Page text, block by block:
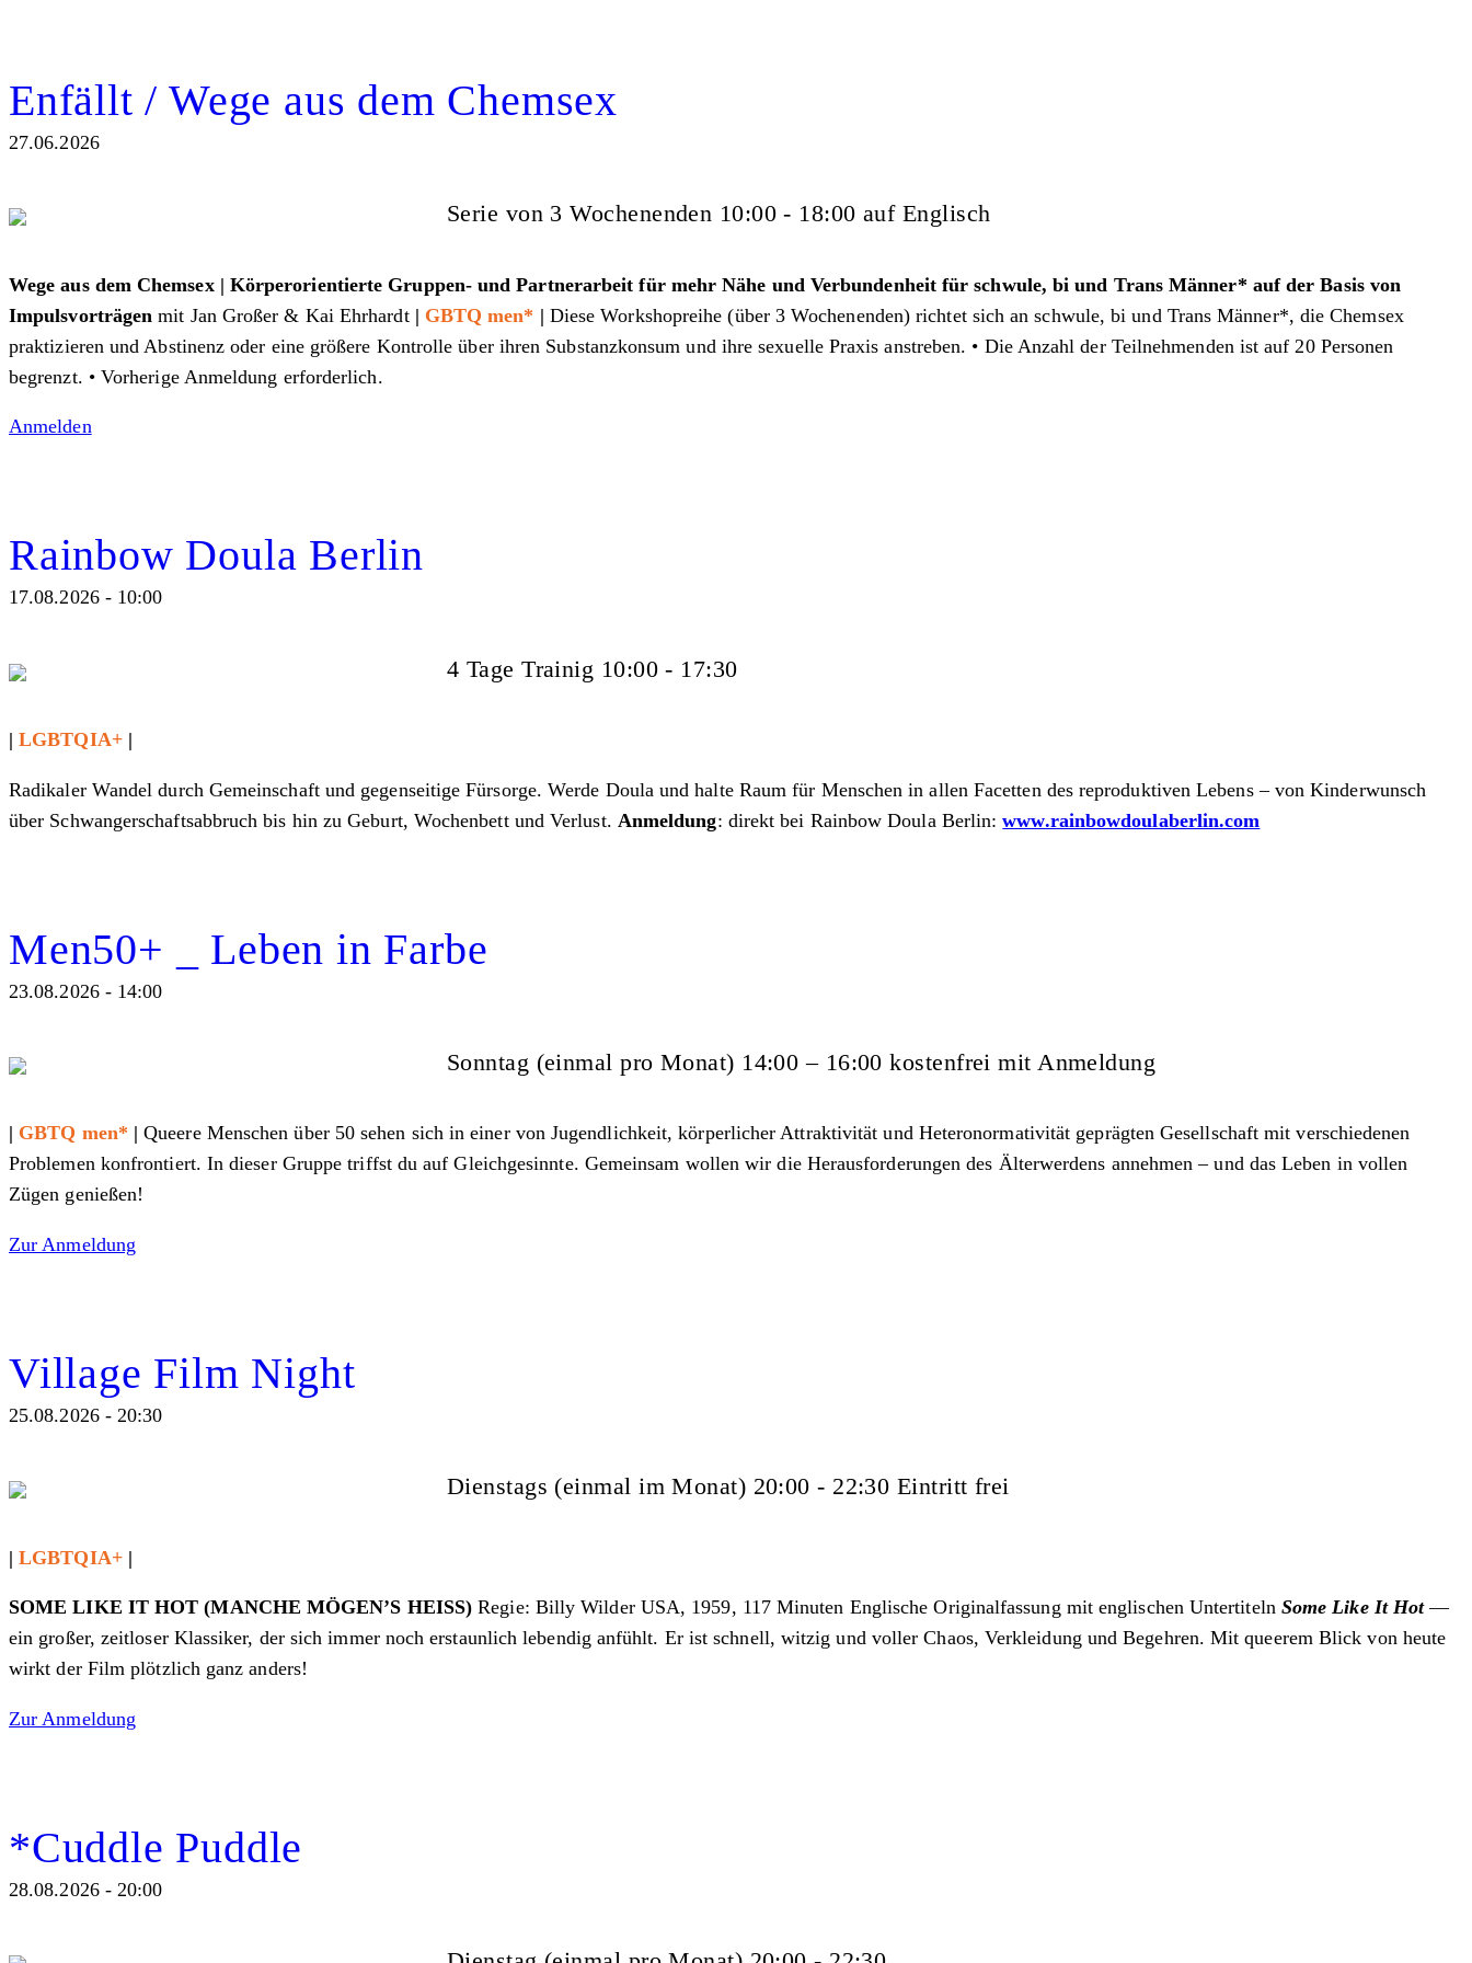
Enfällt / Wege aus dem Chemsex
27.06.2026
Serie von 3 Wochenenden 10:00 - 18:00 auf Englisch
Wege aus dem Chemsex | Körperorientierte Gruppen- und Partnerarbeit für mehr Nähe und Verbundenheit für schwule, bi und Trans Männer* auf der Basis von
Impulsvorträgenmit Jan Großer & Kai Ehrhardt | GBTQ men* | Diese Workshopreihe (über 3 Wochenenden) richtet sich an schwule, bi und Trans Männer*, die Chemsex
praktizieren und Abstinenz oder eine größere Kontrolle über ihren Substanzkonsum und ihre sexuelle Praxis anstreben. • Die Anzahl der Teilnehmenden ist auf 20 Personen
begrenzt. • Vorherige Anmeldung erforderlich.
Anmelden
Rainbow Doula Berlin
17.08.2026 - 10:00
4 Tage Trainig 10:00 - 17:30
| LGBTQIA+|
Radikaler Wandel durch Gemeinschaft und gegenseitige Fürsorge. Werde Doula und halte Raum für Menschen in allen Facetten des reproduktiven Lebens – von Kinderwunsch
über Schwangerschaftsabbruch bis hin zu Geburt, Wochenbett und Verlust. Anmeldung: direkt bei Rainbow Doula Berlin:www.rainbowdoulaberlin.com
Men50+ _ Leben in Farbe
23.08.2026 - 14:00
Sonntag (einmal pro Monat) 14:00 – 16:00 kostenfrei mit Anmeldung
| GBTQ men* | Queere Menschen über 50 sehen sich in einer von Jugendlichkeit, körperlicher Attraktivität und Heteronormativität geprägten Gesellschaft mit verschiedenen
Problemen konfrontiert. In dieser Gruppe triffst du auf Gleichgesinnte. Gemeinsam wollen wir die Herausforderungen des Älterwerdens annehmen – und das Leben in vollen
Zügen genießen!
Zur Anmeldung
Village Film Night
25.08.2026 - 20:30
Dienstags (einmal im Monat) 20:00 - 22:30 Eintritt frei
|LGBTQIA+|
SOME LIKE IT HOT (MANCHE MÖGEN’S HEISS)Regie: Billy Wilder USA, 1959, 117 Minuten Englische Originalfassung mit englischen Untertiteln Some Like It Hot—
ein großer, zeitloser Klassiker, der sich immer noch erstaunlich lebendig anfühlt. Er ist schnell, witzig und voller Chaos, Verkleidung und Begehren. Mit queerem Blick von heute
wirkt der Film plötzlich ganz anders!
Zur Anmeldung
*Cuddle Puddle
28.08.2026 - 20:00